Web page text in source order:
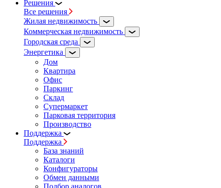
Решения
Все решения
Жилая недвижимость
Коммерческая недвижимость
Городская среда
Энергетика
Дом
Квартира
Офис
Паркинг
Склад
Супермаркет
Парковая территория
Производство
Поддержка
Поддержка
База знаний
Каталоги
Конфигураторы
Обмен данными
Подбор аналогов